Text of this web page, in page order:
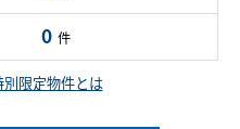
0 件
限定物件とは